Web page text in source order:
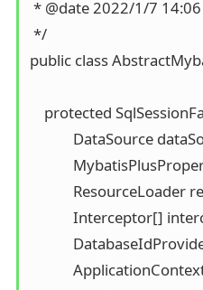
* @date 2022/1/7 14:06
*/
public class
protected
DataSource
ResourceLoader
Interceptor[]